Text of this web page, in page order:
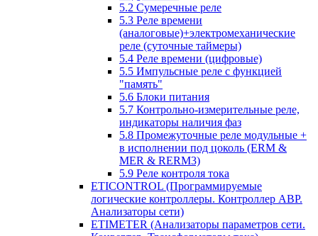
5.2 Сумеречные реле
5.3 Реле времени
(аналоговые)+электромеханические
реле (суточные таймеры)
5.4 Реле времени (цифровые)
5.5 Импульсные реле с функцией
"память"
5.6 Блоки питания
5.7 Контрольно-измерительные реле,
индикаторы наличия фаз
5.8 Промежуточные реле модульные +
в исполнении под цоколь (ERM &
MER & RERM3)
5.9 Реле контроля тока
ETICONTROL (Программируемые
логические контроллеры. Контроллер АВР.
Анализаторы сети)
ETIMETER (Анализаторы параметров сети.